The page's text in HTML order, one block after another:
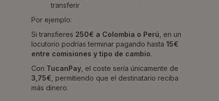
transferir
Por ejemplo:
Si transfieres 250€ a Colombia o Perú , en un
locutorio podrías terminar pagando hasta 15€
entre comisiones y tipo de cambio.
Con TucanPay , el coste sería únicamente de
3,75€ , permitiendo que el destinatario reciba
más dinero.